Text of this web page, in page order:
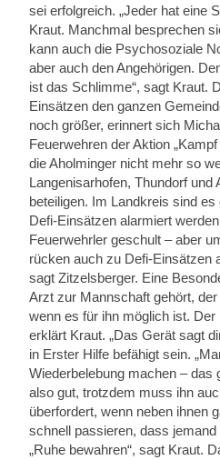
sei erfolgreich. „Jeder hat eine
Kraut. Manchmal besprechen
kann auch die Psychosoziale
aber auch den Angehörigen.
ist das Schlimme“, sagt Kraut.
Einsätzen den ganzen
noch größer, erinnert sich
Feuerwehren der Aktion
die Aholminger nicht mehr so
Langenisarhofen, Thundorf
beteiligen. Im Landkreis sind
Defi-Einsätzen alarmiert
Feuerwehrler geschult – aber
rücken auch zu Defi-Einsätzen
sagt Zitzelsberger. Eine
Arzt zur Mannschaft gehört,
wenn es für ihn möglich ist.
erklärt Kraut. „Das Gerät sagt
in Erster Hilfe befähigt sein.
Wiederbelebung machen – das
also gut, trotzdem muss ihn
überfordert, wenn neben ihnen
schnell passieren, dass
„Ruhe bewahren“, sagt Kraut.